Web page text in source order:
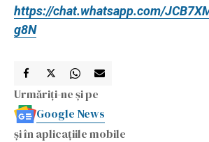
https://chat.whatsapp.com/
g8N
Urmăriți-ne și pe
Google News
și în aplicațiile mobile